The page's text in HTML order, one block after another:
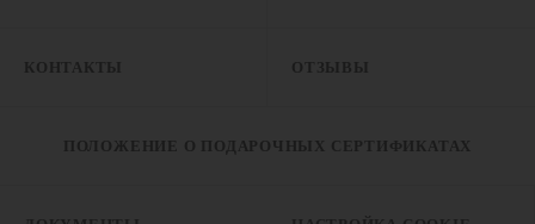
КОНТАКТЫ ОТЗЫВЫ
ПОЛОЖЕНИЕ О ПОДАРОЧНЫХ СЕРТИФИКАТАХ